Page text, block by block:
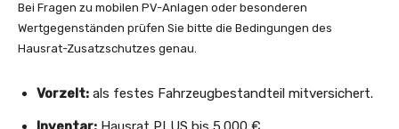
Bei Fragen zu mobilen PV-Anlagen oder besonderen
Wertgegenständen prüfen Sie bitte die Bedingungen des
Hausrat-Zusatzschutzes genau.
Vorzelt: als festes Fahrzeugbestandteil mitversichert.